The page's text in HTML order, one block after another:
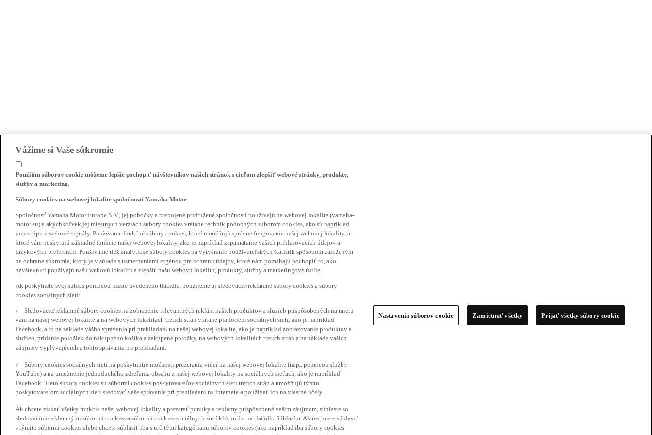
Vážime si Vaše súkromie
Použitím súborov cookie môžeme lepšie pochopiť návštevníkov našich stránok s cieľom zlepšiť webové stránky, produkty,
služby a marketing.
Súbory cookies na webovej lokalite spoločnosti Yamaha Motor
Spoločnosť Yamaha Motor Europe N.V., jej pobočky a prepojené pridružené spoločnosti používajú na webovej lokalite (yamaha-
motor.eu) a akýchkoľvek jej miestnych verziách súbory cookies vrátane techník podobných súborom cookies, ako sú napríklad
javascripit a webové signály. Používame funkčné súbory cookies, ktoré umožňujú správne fungovanie našej webovej lokality, a
ktoré vám poskytujú základné funkcie našej webovej lokality, ako je napríklad zapamätanie vašich prihlasovacích údajov a
jazykových preferencií. Používame tiež analytické súbory cookies na vytváranie používateľských štatistík spôsobom založeným
na ochrane súkromia, ktorý je v súlade s usmerneniami orgánov pre ochranu údajov, ktoré nám pomáhajú pochopiť to, ako
návštevníci používajú našu webovú lokalitu a zlepšiť našu webovú lokalitu, produkty, služby a marketingové úsilie.
Ak poskytnete svoj súhlas pomocou nižšie uvedeného tlačidla, použijeme aj sledovacie/reklamné súbory cookies a súbory
cookies sociálnych sietí:
Sledovacie/reklamné súbory cookies na zobrazenie relevantných reklám našich produktov a služieb prispôsobených na mieru
vám na našej webovej lokalite a na webových lokalitách tretích strán vrátane platforiem sociálnych sietí, ako je napríklad
Facebook, a to na základe vášho správania pri prehliadaní na našej webovej lokalite, ako je napríklad zobrazovanie produktov a
služieb, pridanie položiek do nákupného košíka a zakúpené položky, na webových lokalitách tretích strán a na základe vašich
záujmov vyplývajúcich z tohto správania pri prehliadaní.
Súbory cookies sociálnych sietí na poskytnutie možnosti prezerania videí na našej webovej lokalite (napr. pomocou služby
YouTube) a na umožnenie jednoduchého zdieľania obsahu z našej webovej lokality na sociálnych sieťach, ako je napríklad
Facebook. Tieto súbory cookies sú súbormi cookies poskytovateľov sociálnych sietí tretích strán a umožňujú týmto
poskytovateľom sociálnych sietí sledovať vaše správanie pri prehliadaní na internete a používať ich na vlastné účely.
Ak chcete získať všetky funkcie našej webovej lokality a prezerať ponuky a reklamy prispôsobené vašim záujmom, súhlaste so
sledovacími/reklamnými súbormi cookies a súbormi cookies sociálnych sietí kliknutím na tlačidlo Súhlasím. Ak nechcete súhlasiť
s týmito súbormi cookies alebo chcete súhlasiť iba s určitými kategóriami súborov cookies (ako napríklad iba súbory cookies
Nastavenia súborov cookie Zamietnuť všetky Prijať všetky súbory cookie